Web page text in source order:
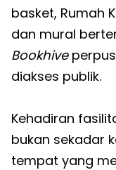
basket, Rumah
dan mural
Bookhive
diakses publik.
Kehadiran
bukan sekadar
tempat yang